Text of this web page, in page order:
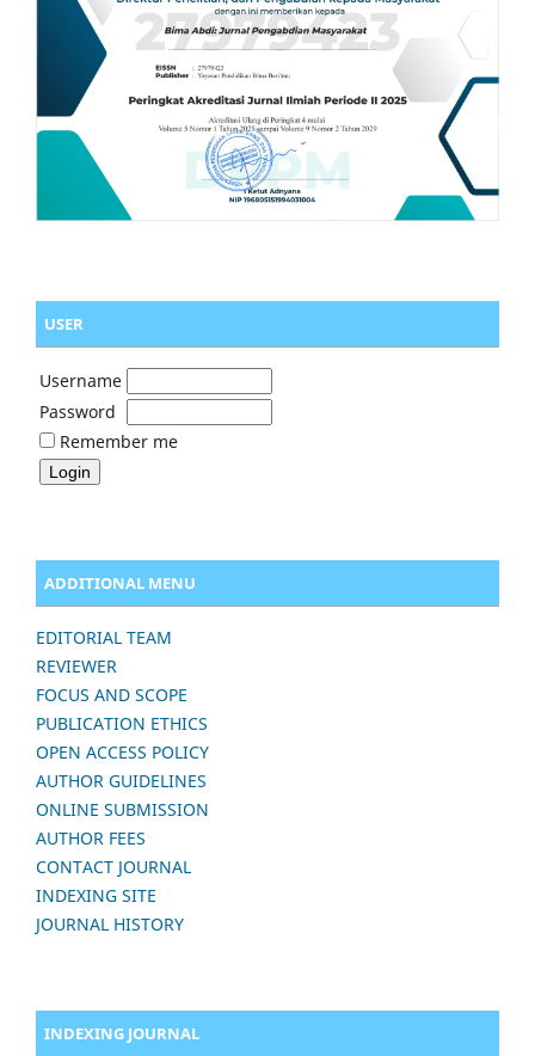
USER
Username
Password
Remember me
ADDITIONAL MENU
EDITORIAL TEAM
REVIEWER
FOCUS AND SCOPE
PUBLICATION ETHICS
OPEN ACCESS POLICY
AUTHOR GUIDELINES
ONLINE SUBMISSION
AUTHOR FEES
CONTACT JOURNAL
INDEXING SITE
JOURNAL HISTORY
INDEXING JOURNAL